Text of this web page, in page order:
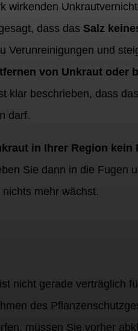
dass das Salz
und
von Unkraut oder
klar beschrieben, dass
darf.
in Ihrer Region kein
Sie dann in die Fugen
mehr wächst.
nicht gerade verträglich
des
müssen Sie vorher